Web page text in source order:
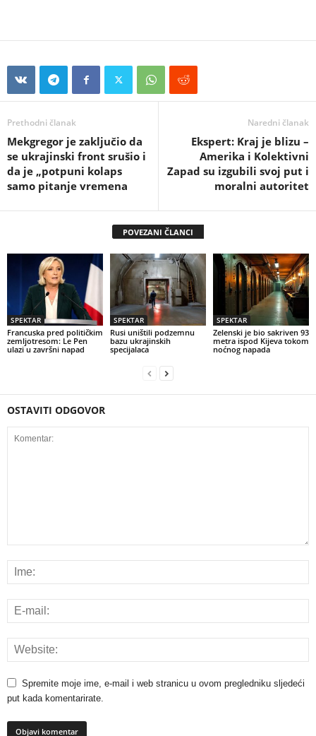
Prethodni članak
Mekgregor je zaključio da
se ukrajinski front srušio i
da je „potpuni kolaps
samo pitanje vremena
Naredni članak
Ekspert: Kraj je blizu –
Amerika i Kolektivni
Zapad su izgubili svoj put i
moralni autoritet
POVEZANI ČLANCI
SPEKTAR
Francuska pred političkim
zemljotresom: Le Pen
ulazi u završni napad
SPEKTAR
Rusi uništili podzemnu
bazu ukrajinskih
specijalaca
SPEKTAR
Zelenski je bio sakriven 93
metra ispod Kijeva tokom
noćnog napada
OSTAVITI ODGOVOR
Spremite moje ime, e-mail i web stranicu u ovom pregledniku sljedeći
put kada komentarirate.